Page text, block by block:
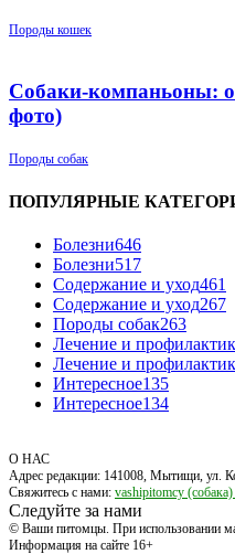
Породы кошек
Собаки-компаньоны:
фото)
Породы собак
ПОПУЛЯРНЫЕ
Болезни646
Болезни517
Содержание и уход461
Содержание и уход267
Породы собак263
Лечение и
Лечение и
Интересное135
Интересное134
О НАС
Адрес редакции: 141008, Мытищи, ул.
Свяжитесь с нами: vashipitomcy
Следуйте за нами
© Ваши питомцы. При использовании
Информация на сайте 16+